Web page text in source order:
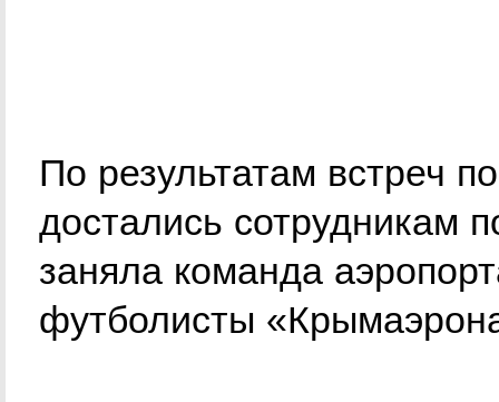
По результатам встреч
достались сотрудникам
заняла команда
футболисты